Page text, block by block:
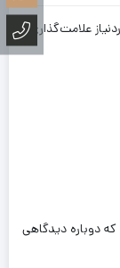
علامت‌گذاری
دوباره دیدگاهی